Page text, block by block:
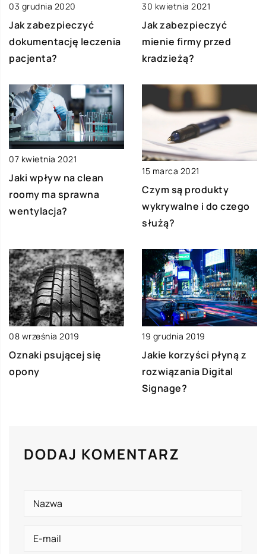
03 grudnia 2020
Jak zabezpieczyć
dokumentację leczenia
pacjenta?
30 kwietnia 2021
Jak zabezpieczyć
mienie firmy przed
kradzieżą?
07 kwietnia 2021
Jaki wpływ na clean
roomy ma sprawna
wentylacja?
15 marca 2021
Czym są produkty
wykrywalne i do czego
służą?
08 września 2019
Oznaki psującej się
opony
19 grudnia 2019
Jakie korzyści płyną z
rozwiązania Digital
Signage?
DODAJ KOMENTARZ